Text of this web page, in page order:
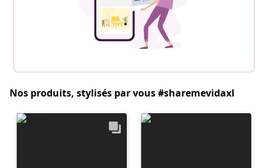
Nos produits, stylisés par vous #sharemevidaxl